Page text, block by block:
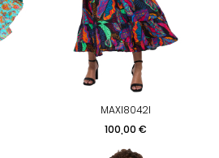
MAXI8042I
Prix
100,00 €